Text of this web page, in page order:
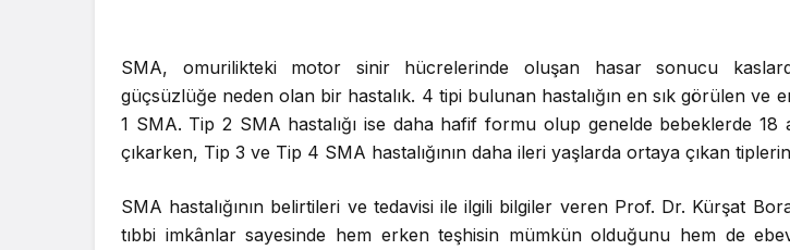
SMA, omurilikteki motor sinir hücrelerinde oluşan hasar sonucu
güçsüzlüğe neden olan bir hastalık. 4 tipi bulunan hastalığın en sık görülen ve
1 SMA. Tip 2 SMA hastalığı ise daha hafif formu olup genelde bebeklerde 18
çıkarken, Tip 3 ve Tip 4 SMA hastalığının daha ileri yaşlarda ortaya çıkan
SMA hastalığının belirtileri ve tedavisi ile ilgili bilgiler veren Prof. Dr. Kürşat
tıbbi imkânlar sayesinde hem erken teşhisin mümkün olduğunu hem de